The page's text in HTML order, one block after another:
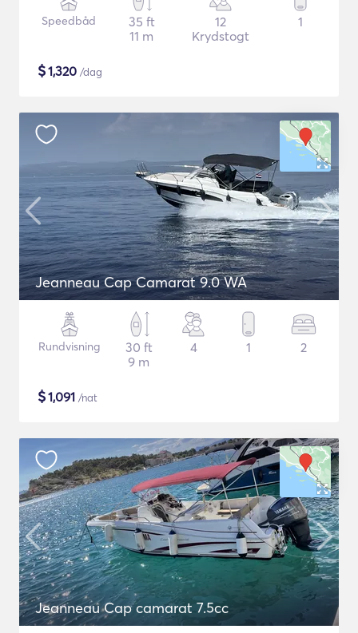
Speedbåd
35 ft
11 m
12
Krydstogt
1
$1,320 /dag
Jeanneau Cap Camarat 9.0 WA
Rundvisning
30 ft
9 m
4 1 2
$1,091 /nat
Jeanneau Cap camarat 7.5cc